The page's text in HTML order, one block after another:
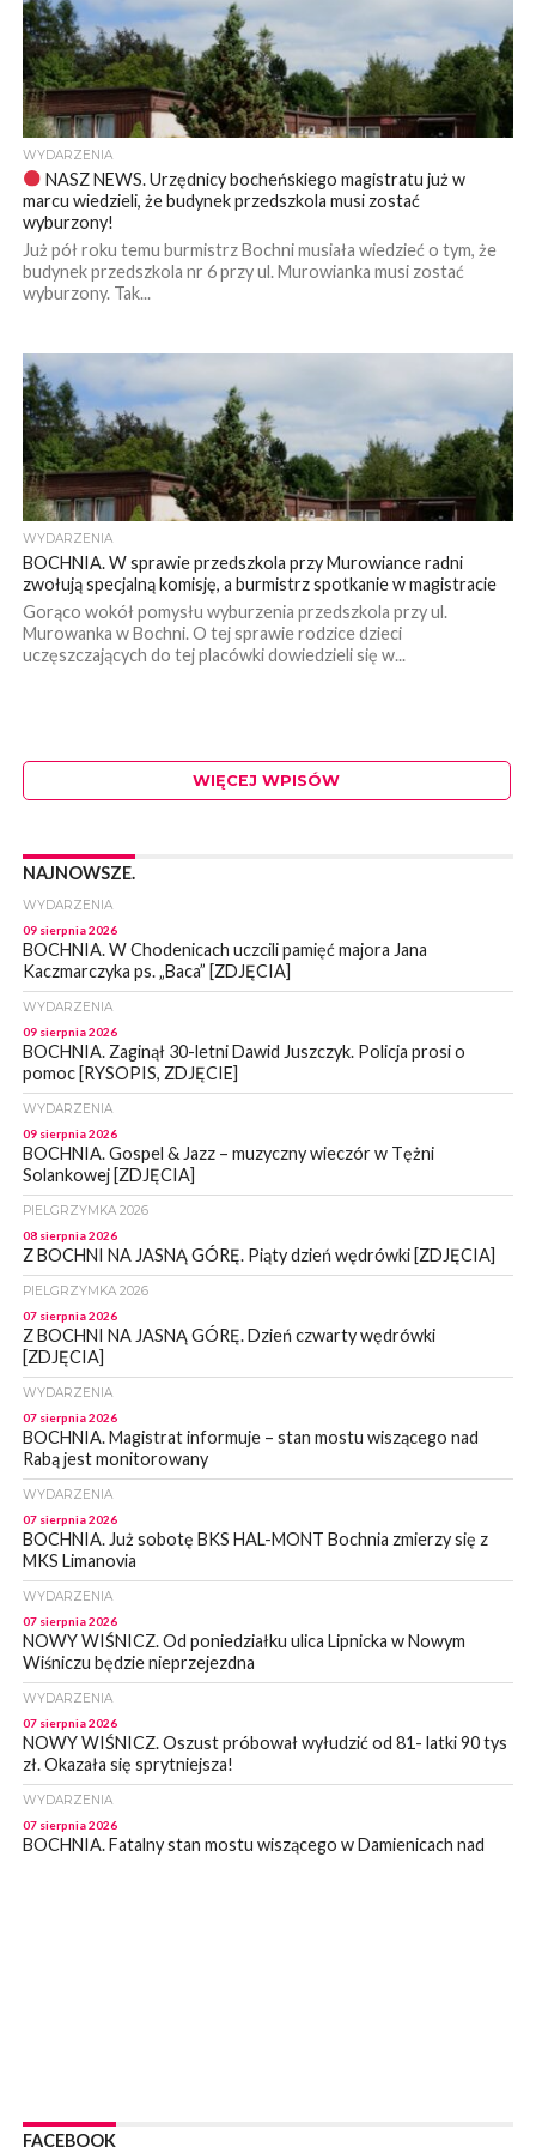
WYDARZENIA
NASZ NEWS. Urzędnicy bocheńskiego magistratu już w
marcu wiedzieli, że budynek przedszkola musi zostać
wyburzony!
Już pół roku temu burmistrz Bochni musiała wiedzieć o tym, że
budynek przedszkola nr 6 przy ul. Murowianka musi zostać
wyburzony. Tak...
WYDARZENIA
BOCHNIA. W sprawie przedszkola przy Murowiance radni
zwołują specjalną komisję, a burmistrz spotkanie w magistracie
Gorąco wokół pomysłu wyburzenia przedszkola przy ul.
Murowanka w Bochni. O tej sprawie rodzice dzieci
uczęszczających do tej placówki dowiedzieli się w...
WIĘCEJ WPISÓW
NAJNOWSZE.
WYDARZENIA
09 sierpnia 2026
BOCHNIA. W Chodenicach uczcili pamięć majora Jana
Kaczmarczyka ps. „Baca” [ZDJĘCIA]
WYDARZENIA
09 sierpnia 2026
BOCHNIA. Zaginął 30-letni Dawid Juszczyk. Policja prosi o
pomoc [RYSOPIS, ZDJĘCIE]
WYDARZENIA
09 sierpnia 2026
BOCHNIA. Gospel & Jazz – muzyczny wieczór w Tężni
Solankowej [ZDJĘCIA]
PIELGRZYMKA 2026
08 sierpnia 2026
Z BOCHNI NA JASNĄ GÓRĘ. Piąty dzień wędrówki [ZDJĘCIA]
PIELGRZYMKA 2026
07 sierpnia 2026
Z BOCHNI NA JASNĄ GÓRĘ. Dzień czwarty wędrówki
[ZDJĘCIA]
WYDARZENIA
07 sierpnia 2026
BOCHNIA. Magistrat informuje – stan mostu wiszącego nad
Rabą jest monitorowany
WYDARZENIA
07 sierpnia 2026
BOCHNIA. Już sobotę BKS HAL-MONT Bochnia zmierzy się z
MKS Limanovia
WYDARZENIA
07 sierpnia 2026
NOWY WIŚNICZ. Od poniedziałku ulica Lipnicka w Nowym
Wiśniczu będzie nieprzejezdna
WYDARZENIA
07 sierpnia 2026
NOWY WIŚNICZ. Oszust próbował wyłudzić od 81- latki 90 tys
zł. Okazała się sprytniejsza!
WYDARZENIA
07 sierpnia 2026
BOCHNIA. Fatalny stan mostu wiszącego w Damienicach nad
06 sierpnia 2026
FACEBOOK